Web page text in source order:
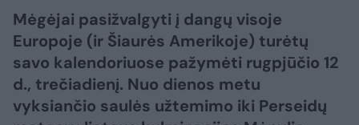
Mėgėjai pasižvalgyti į dangų visoje
Europoje (ir Šiaurės Amerikoje) turėtų
savo kalendoriuose pažymėti rugpjūčio 12
d., trečiadienį. Nuo dienos metu
vyksiančio saulės užtemimo iki Perseidų